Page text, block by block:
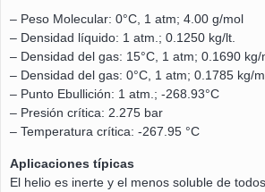
– Peso Molecular: 0°C, 1 atm; 4.00 g/mol
– Densidad líquido: 1 atm.; 0.1250 kg/lt.
– Densidad del gas: 15°C, 1 atm; 0.1690 kg/
– Densidad del gas: 0°C, 1 atm; 0.1785 kg/
– Punto Ebullición: 1 atm.; -268.93°C
– Presión crítica: 2.275 bar
– Temperatura crítica: -267.95 °C
Aplicaciones típicas
El helio es inerte y el menos soluble de